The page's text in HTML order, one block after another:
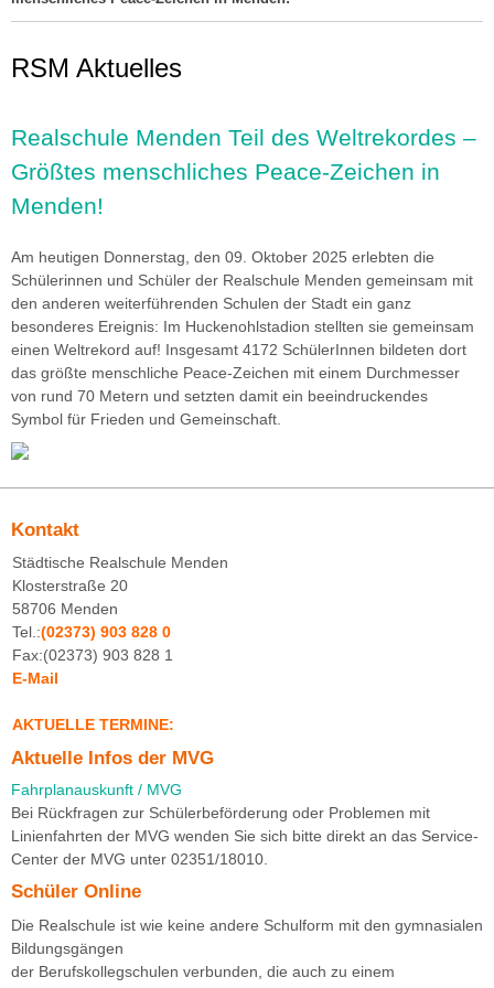
imageshow3.jpg
RSM Aktuelles
Realschule Menden Teil des Weltrekordes –
Größtes menschliches Peace-Zeichen in
Menden!
Am heutigen Donnerstag, den 09. Oktober 2025 erlebten die
Schülerinnen und Schüler der Realschule Menden gemeinsam mit
den anderen weiterführenden Schulen der Stadt ein ganz
besonderes Ereignis: Im Huckenohlstadion stellten sie gemeinsam
einen Weltrekord auf! Insgesamt 4172 SchülerInnen bildeten dort
das größte menschliche Peace-Zeichen mit einem Durchmesser
von rund 70 Metern und setzten damit ein beeindruckendes
Symbol für Frieden und Gemeinschaft.
Kontakt
Städtische Realschule Menden
Klosterstraße 20
58706 Menden
Tel.:(02373) 903 828 0
Fax:(02373) 903 828 1
E-Mail
AKTUELLE TERMINE:
Aktuelle Infos der MVG
Fahrplanauskunft / MVG
Bei Rückfragen zur Schülerbeförderung oder Problemen mit
Linienfahrten der MVG wenden Sie sich bitte direkt an das Service-
Center der MVG unter 02351/18010.
Schüler Online
Die Realschule ist wie keine andere Schulform mit den gymnasialen
Bildungsgängen
der Berufskollegschulen verbunden, die auch zu einem